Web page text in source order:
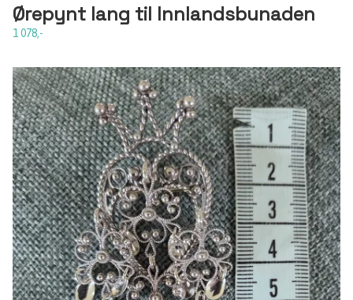
Ørepynt lang til Innlandsbunaden
1 078,-